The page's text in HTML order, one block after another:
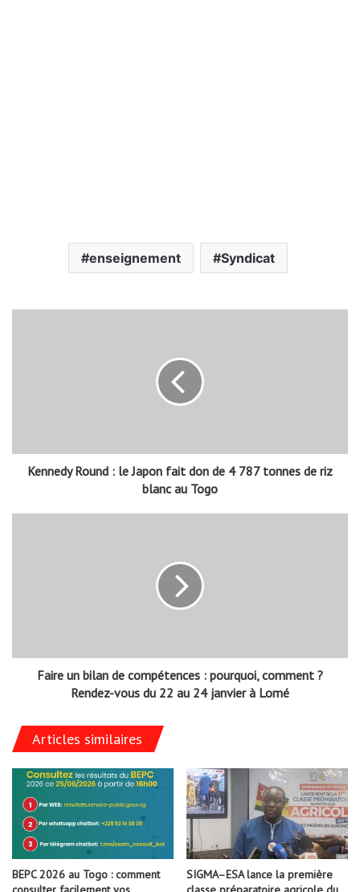
enseignement Syndicat
Kennedy Round : le Japon fait don de 4 787 tonnes de riz
blanc au Togo
Faire un bilan de compétences : pourquoi, comment ?
Rendez-vous du 22 au 24 janvier à Lomé
Articles similaires
BEPC 2026 au Togo : comment
SIGMA–ESA lance la première